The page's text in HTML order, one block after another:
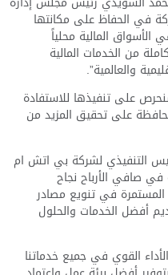
في الحفاظ على مكانتها
المالية محلياً
من الخدمات المالية
والعالمية”.
على تنفيذها للاستفادة
على تحقيق المزيد من
التنفيذي لشركة بي اتش ام
صافي الأرباح نجاح
المستمرة في تنويع مصادر
أفضل الخدمات والحلول
القوي في جميع خدماتنا